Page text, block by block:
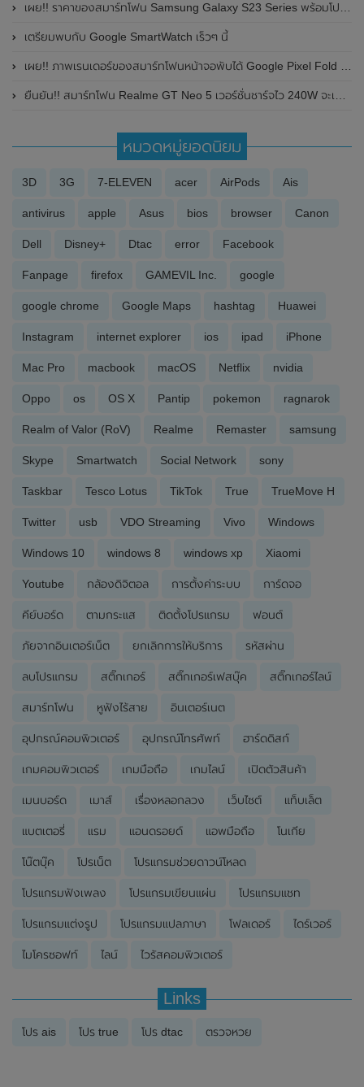
เผย!! ราคาของสมาร์ทโฟน Samsung Galaxy S23 Series พร้อมโปรโมชั่นพิเศษสุดคุ้ม
เตรียมพบกับ Google SmartWatch เร็วๆ นี้
เผย!! ภาพเรนเดอร์ของสมาร์ทโฟนหน้าจอพับได้ Google Pixel Fold 2 โชว์ดีไซน์กล้องหลังใหม่ ไม่มีกรอบของกล้องในแนวนอนอีกต่อไป
ยืนยัน!! สมาร์ทโฟน Realme GT Neo 5 เวอร์ชั่นชาร์จไว 240W จะเปิดตัวอย่างเป็นทางการในวันที่ 9 กุมภาพันธ์ 2023 นี้ที่ประเทศจีน
หมวดหมู่ยอดนิยม
3D 3G 7-ELEVEN acer AirPods Ais
antivirus apple Asus bios browser Canon
Dell Disney+ Dtac error Facebook
Fanpage firefox GAMEVIL Inc. google
google chrome Google Maps hashtag Huawei
Instagram internet explorer ios ipad iPhone
Mac Pro macbook macOS Netflix nvidia
Oppo os OS X Pantip pokemon ragnarok
Realm of Valor (RoV) Realme Remaster samsung
Skype Smartwatch Social Network sony
Taskbar Tesco Lotus TikTok True TrueMove H
Twitter usb VDO Streaming Vivo Windows
Windows 10 windows 8 windows xp Xiaomi
Youtube กล้องดิจิตอล การตั้งค่าระบบ การ์ดจอ
คีย์บอร์ด ตามกระแส ติดตั้งโปรแกรม ฟอนต์
ภัยจากอินเตอร์เน็ต ยกเลิกการให้บริการ รหัสผ่าน
ลบโปรแกรม สติ๊กเกอร์ สติ๊กเกอร์เฟสบุ๊ค สติ๊กเกอร์ไลน์
สมาร์ทโฟน หูฟังไร้สาย อินเตอร์เนต
อุปกรณ์คอมพิวเตอร์ อุปกรณ์โทรศัพท์ ฮาร์ดดิสก์
เกมคอมพิวเตอร์ เกมมือถือ เกมไลน์ เปิดตัวสินค้า
เมนบอร์ด เมาส์ เรื่องหลอกลวง เว็บไซต์ แท็บเล็ต
แบตเตอรี่ แรม แอนดรอยด์ แอพมือถือ โนเกีย
โน๊ตบุ๊ค โปรเน็ต โปรแกรมช่วยดาวน์โหลด
โปรแกรมฟังเพลง โปรแกรมเขียนแผ่น โปรแกรมแชท
โปรแกรมแต่งรูป โปรแกรมแปลภาษา โฟลเดอร์ ไดร์เวอร์
ไมโครซอฟท์ ไลน์ ไวรัสคอมพิวเตอร์
Links
โปร ais โปร true โปร dtac ตรวจหวย